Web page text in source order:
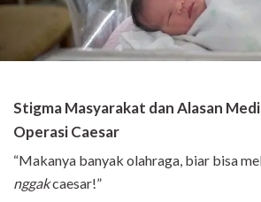
Stigma Masyarakat dan Alasan
Operasi Caesar
“Makanya banyak olahraga, biar bisa
nggakcaesar!”